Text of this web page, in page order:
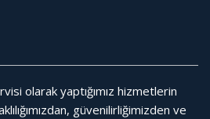
olarak yaptığımız hizmetlerin
güvenilirliğimizden ve